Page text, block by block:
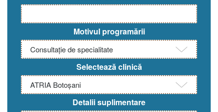
Motivul programării
Selectează clinică
Detalii suplimentare